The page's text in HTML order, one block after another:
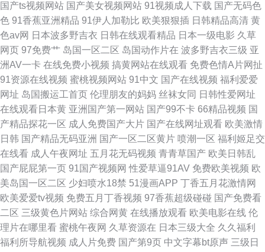
国产ts视频网站 国产美女视频网站 91视频成人下载 国产无码色
色 91香蕉亚洲精品 91伊人加勒比 欧美狠狠插 日韩精品高清 黄
色av网 日本波多野吉衣 日韩在线观看精品 日本一级电影 久草
网页 97免费艹 岛国一区二区 岛国动作片在 波多野吉衣三级 亚
洲AV一卡 在线免费小视频 搞黄网站在线观看 免费色情A片网扯
91资源在线视频 蜜桃视频网站 91中文 国产在线视频 福利爱爱
网址 岛国搬运工首页 伦理朋友的妈妈 丝袜女同 日韩性爱网址
在线观看日本黄 亚洲国产第一网站 国产99不卡 66精品视频 国
产精品探花一区 成人免费国产大片 国产在线网址观看 欧美激情
日韩 国产精品无码亚洲 国产一区二区黄片 喷潮一区 福利姬足交
在线看 成人午夜网址 五月花无码视频 青青草国产 欧美日韩乱
国产屁屁第一页 91国产视频网 性爱草逼91AV 免费欧美视频 欧
美岛国一区二区 少妇喷水18禁 51漫画APP 丁香五月花激情网
欧美爱爱tv视频 免费五月丁香视频 97香蕉超级碰碰 国产免费看
二区 三级黄色片网站 综合网黄 在线播放观看 欧美电影在线 伦
理片在哪里看 蜜桃午夜网 久草资源在 日本三级大全 久久福利
福利所导航视频 成人片免费 国产第9页 中文字幕bt原声 三级日